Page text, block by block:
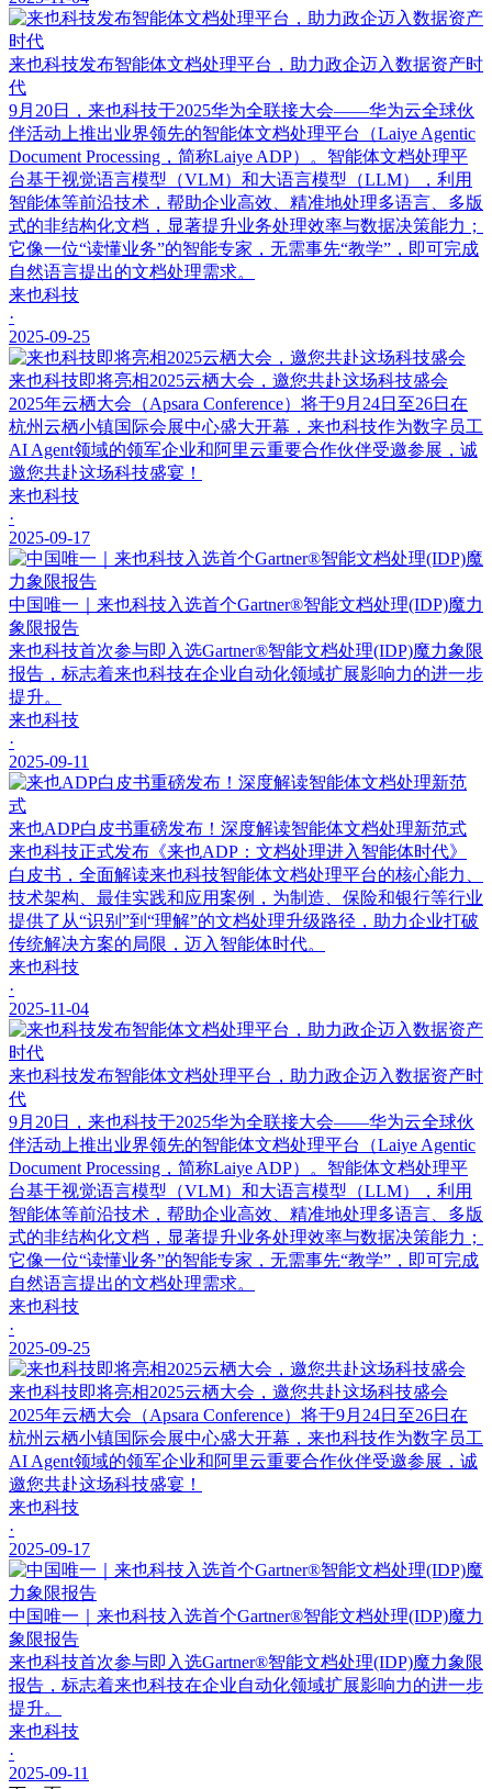
来也科技发布智能体文档处理平台，助力政企迈入数据资产时
代
9月20日，来也科技于2025华为全联接大会——华为云全球伙
伴活动上推出业界领先的智能体文档处理平台（Laiye Agentic
Document Processing，简称Laiye ADP）。智能体文档处理平
台基于视觉语言模型（VLM）和大语言模型（LLM），利用
智能体等前沿技术，帮助企业高效、精准地处理多语言、多版
式的非结构化文档，显著提升业务处理效率与数据决策能力；
它像一位“读懂业务”的智能专家，无需事先“教学”，即可完成
自然语言提出的文档处理需求。
来也科技
·
2025-09-25
来也科技即将亮相2025云栖大会，邀您共赴这场科技盛会
2025年云栖大会（Apsara Conference）将于9月24日至26日在
杭州云栖小镇国际会展中心盛大开幕，来也科技作为数字员工
AI Agent领域的领军企业和阿里云重要合作伙伴受邀参展，诚
邀您共赴这场科技盛宴！
来也科技
·
2025-09-17
中国唯一｜来也科技入选首个Gartner®智能文档处理(IDP)魔力
象限报告
来也科技首次参与即入选Gartner®智能文档处理(IDP)魔力象限
报告，标志着来也科技在企业自动化领域扩展影响力的进一步
提升。
来也科技
·
2025-09-11
来也ADP白皮书重磅发布！深度解读智能体文档处理新范式
来也科技正式发布《来也ADP：文档处理进入智能体时代》
白皮书，全面解读来也科技智能体文档处理平台的核心能力、
技术架构、最佳实践和应用案例，为制造、保险和银行等行业
提供了从“识别”到“理解”的文档处理升级路径，助力企业打破
传统解决方案的局限，迈入智能体时代。
来也科技
·
2025-11-04
来也科技发布智能体文档处理平台，助力政企迈入数据资产时
代
9月20日，来也科技于2025华为全联接大会——华为云全球伙
伴活动上推出业界领先的智能体文档处理平台（Laiye Agentic
Document Processing，简称Laiye ADP）。智能体文档处理平
台基于视觉语言模型（VLM）和大语言模型（LLM），利用
智能体等前沿技术，帮助企业高效、精准地处理多语言、多版
式的非结构化文档，显著提升业务处理效率与数据决策能力；
它像一位“读懂业务”的智能专家，无需事先“教学”，即可完成
自然语言提出的文档处理需求。
来也科技
·
2025-09-25
来也科技即将亮相2025云栖大会，邀您共赴这场科技盛会
2025年云栖大会（Apsara Conference）将于9月24日至26日在
杭州云栖小镇国际会展中心盛大开幕，来也科技作为数字员工
AI Agent领域的领军企业和阿里云重要合作伙伴受邀参展，诚
邀您共赴这场科技盛宴！
来也科技
·
2025-09-17
中国唯一｜来也科技入选首个Gartner®智能文档处理(IDP)魔力
象限报告
来也科技首次参与即入选Gartner®智能文档处理(IDP)魔力象限
报告，标志着来也科技在企业自动化领域扩展影响力的进一步
提升。
来也科技
·
2025-09-11